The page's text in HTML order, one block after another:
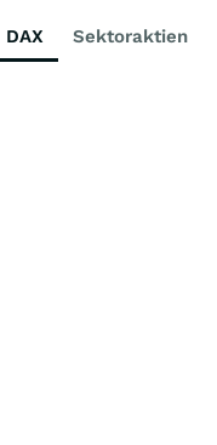
DAX Sektoraktien